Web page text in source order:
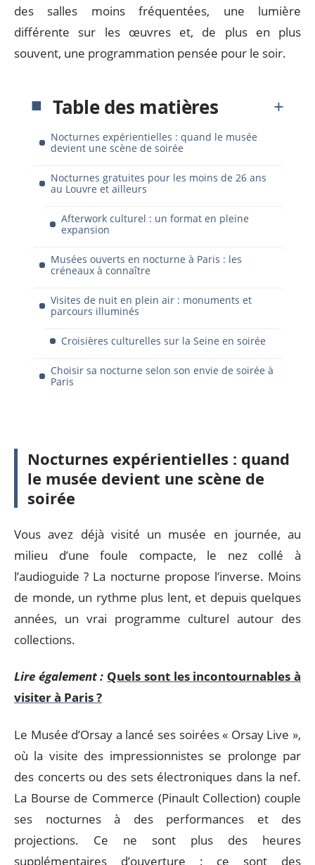
des salles moins fréquentées, une lumière
différente sur les œuvres et, de plus en plus
souvent, une programmation pensée pour le soir.
Table des matières
Nocturnes expérientielles : quand le musée
devient une scène de soirée
Nocturnes gratuites pour les moins de 26 ans
au Louvre et ailleurs
Afterwork culturel : un format en pleine
expansion
Musées ouverts en nocturne à Paris : les
créneaux à connaître
Visites de nuit en plein air : monuments et
parcours illuminés
Croisières culturelles sur la Seine en soirée
Choisir sa nocturne selon son envie de soirée à
Paris
Nocturnes expérientielles : quand
le musée devient une scène de
soirée
Vous avez déjà visité un musée en journée, au
milieu d’une foule compacte, le nez collé à
l’audioguide ? La nocturne propose l’inverse. Moins
de monde, un rythme plus lent, et depuis quelques
années, un vrai programme culturel autour des
collections.
Lire également : Quels sont les incontournables à
visiter à Paris ?
Le Musée d’Orsay a lancé ses soirées « Orsay Live »,
où la visite des impressionnistes se prolonge par
des concerts ou des sets électroniques dans la nef.
La Bourse de Commerce (Pinault Collection) couple
ses nocturnes à des performances et des
projections. Ce ne sont plus des heures
supplémentaires d’ouverture : ce sont des